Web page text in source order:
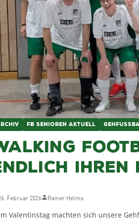
FB SENIOREN AKTUELL
ihren
Februar 2026 Rainer Helms
Valentinstag machten sich unsere